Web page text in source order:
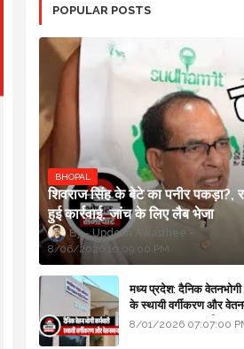
POPULAR POSTS
BHOPAL
शिवराज सिंह के बेटे का पनीर पकड़ा?,
हुई कार्रवाई, जांच के लिए लैब भेजा
Updesh Awasthee
8/06/2026 10:09:00 PM
मध्य प्रदेश: दैनिक वेतनभोगी
के स्थायी वर्गीकरण और
सरकार का बड़ा स्पष्टीकरण
8/01/2026 07:07:00